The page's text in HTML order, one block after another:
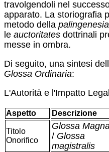
travolgendoli nel
apparato. La storiografia
metodo della palingenesia
le auctoritates dottrinali
messe in ombra.
Di seguito, una sintesi
Glossa Ordinaria:
L'Autorità e l'Impatto
Aspetto Descrizione
Titolo
Onorifico
Glossa Magna
/ Glossa
magistralis